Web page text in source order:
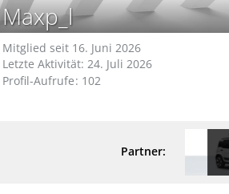
Maxp_l
Mitglied seit 16. Juni 2026
Letzte Aktivität: 24. Juli 2026
Profil-Aufrufe 102
Partner: